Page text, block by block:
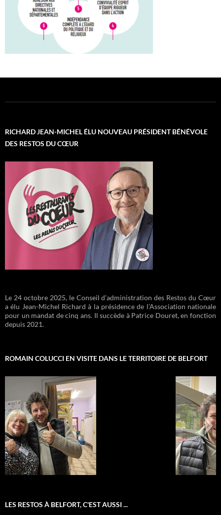
RICHARD JEAN-MICHEL ÉLU NOUVEAU PRÉSIDENT BÉNÉVOLE
DES RESTOS DU CŒUR
Le 24 octobre 2025, le Conseil d’administration des Restos du Cœur
a élu Jean-Michel Richard à la présidence de l’Association nationale
pour un mandat de cinq ans. Il succède à Patrice Douret, en fonction
depuis 2021.
ROMAIN COLUCCI EN VISITE DANS LE TERRITOIRE DE BELFORT
LES RESTOS À BELFORT, C'EST AUSSI ...